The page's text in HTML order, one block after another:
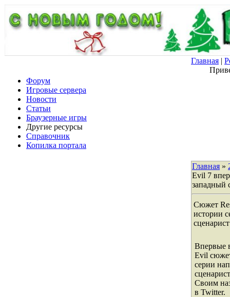
Главная |
Форум
Игровые сервера
Новости
Статьи
Браузерные игры
Другие ресурсы
Справочник
Копилка портала
Главная »
Evil 7
западный
Сюжет
истории
сценарист
Впервые
Evil
серии
Своим
в Twitter.